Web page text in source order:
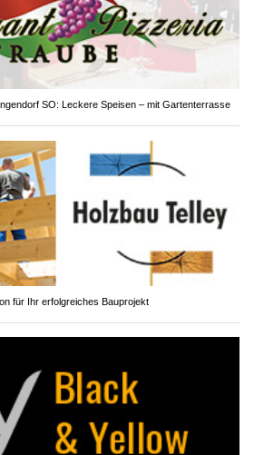
SO: Leckere Speisen – mit Gartenterrasse
für Ihr erfolgreiches Bauprojekt